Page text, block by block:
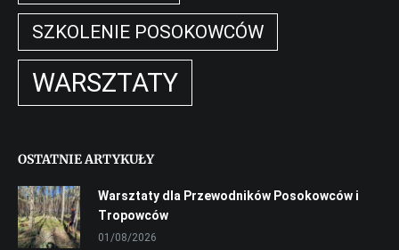
SZKOLENIE POSOKOWCÓW
WARSZTATY
OSTATNIE ARTYKUŁY
Warsztaty dla Przewodników Posokowców i
Tropowców
01/08/2026